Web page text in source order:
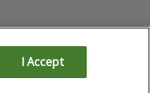
I Accept